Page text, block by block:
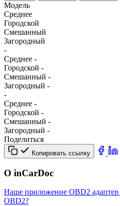
Модель
Среднее
Городской
Смешанный
Загородный
-
Среднее -
Городской -
Смешанный -
Загородный -
-
Среднее -
Городской -
Смешанный -
Загородный -
Поделиться
Копировать ссылку
О inCarDoc
Наше приложение OBD2 адаптер
OBD2?